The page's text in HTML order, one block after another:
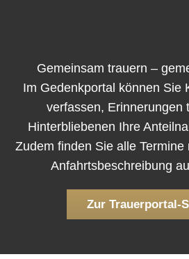
Gemeinsam trauern –
Im Gedenkportal können Sie
verfassen, Erinnerungen
Hinterbliebenen Ihre
Zudem finden Sie alle Termine
Anfahrtsbeschreibung
Zur Trauerportal-